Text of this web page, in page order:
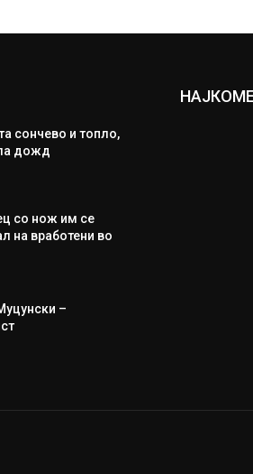
сончево и топло,
дожд
со нож им се
на вработени во
–